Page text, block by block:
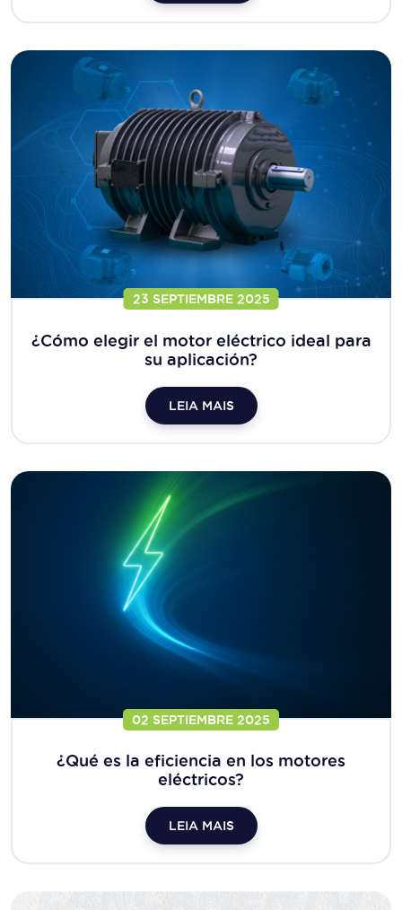
23 SEPTIEMBRE 2025
¿Cómo elegir el motor eléctrico ideal para
su aplicación?
LEIA MAIS
02 SEPTIEMBRE 2025
¿Qué es la eficiencia en los motores
eléctricos?
LEIA MAIS